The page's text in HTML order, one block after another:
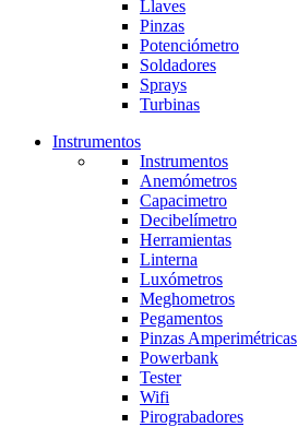
Llaves
Pinzas
Potenciómetro
Soldadores
Sprays
Turbinas
Instrumentos
Instrumentos
Anemómetros
Capacimetro
Decibelímetro
Herramientas
Linterna
Luxómetros
Meghometros
Pegamentos
Pinzas Amperimétricas
Powerbank
Tester
Wifi
Pirograbadores